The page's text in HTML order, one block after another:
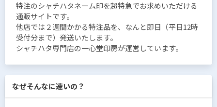
特注のシャチハタネーム印を超特急でお求めいただける
通販サイトです。
他店では２週間かかる特注品を、なんと即日（平日12時
受付分まで）発送いたします。
シャチハタ専門店の一心堂印房が運営しています。
なぜそんなに速いの？